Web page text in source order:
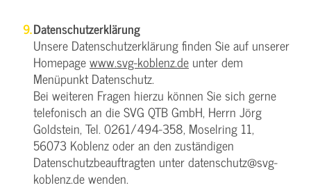
Datenschutzerklärung
Unsere Datenschutzerklärung finden Sie auf unserer
Homepagewww.svg-koblenz.de unter dem
Menüpunkt Datenschutz.
Bei weiteren Fragen hierzu können Sie sich gerne
telefonisch an die SVG QTB GmbH, Herrn Jörg
Goldstein, Tel. 0261/494-358, Moselring 11,
56073 Koblenz oder an den zuständigen
Datenschutzbeauftragten unter datenschutz@svg-
koblenz.de wenden.